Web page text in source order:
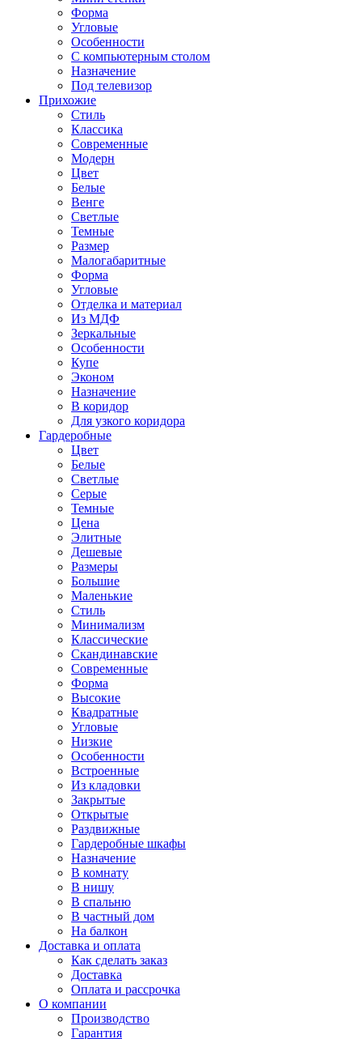
Форма
Угловые
Особенности
С компьютерным столом
Назначение
Под телевизор
Прихожие
Стиль
Классика
Современные
Модерн
Цвет
Белые
Венге
Светлые
Темные
Размер
Малогабаритные
Форма
Угловые
Отделка и материал
Из МДФ
Зеркальные
Особенности
Купе
Эконом
Назначение
В коридор
Для узкого коридора
Гардеробные
Цвет
Белые
Светлые
Серые
Темные
Цена
Элитные
Дешевые
Размеры
Большие
Маленькие
Стиль
Минимализм
Классические
Скандинавские
Современные
Форма
Высокие
Квадратные
Угловые
Низкие
Особенности
Встроенные
Из кладовки
Закрытые
Открытые
Раздвижные
Гардеробные шкафы
Назначение
В комнату
В нишу
В спальню
В частный дом
На балкон
Доставка и оплата
Как сделать заказ
Доставка
Оплата и рассрочка
О компании
Производство
Гарантия